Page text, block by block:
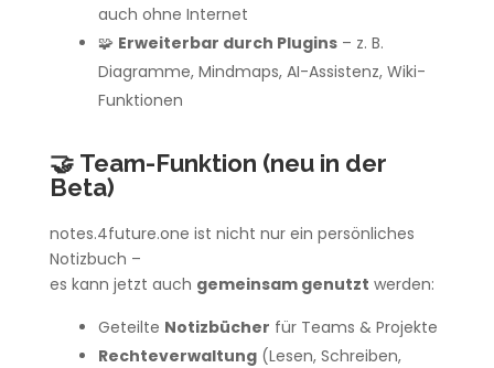
auch ohne Internet
🧩 Erweiterbar durch Plugins– z. B.
Diagramme, Mindmaps, AI-Assistenz, Wiki-
Funktionen
🤝 Team-Funktion (neu in der
Beta)
notes.4future.one ist nicht nur ein persönliches
Notizbuch –
es kann jetzt auch gemeinsam genutzt werden:
Geteilte Notizbücher für Teams & Projekte
Rechteverwaltung(Lesen, Schreiben,